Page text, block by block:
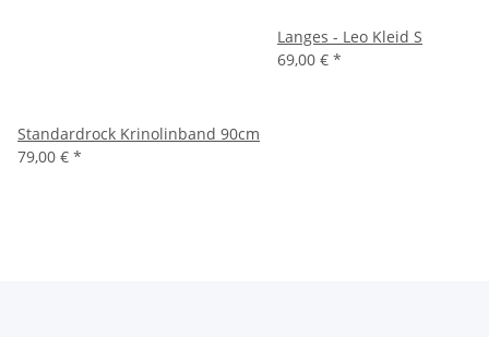
Standardrock Krinolinband 90cm
79,00 € *
Langes - Leo Kleid S
69,00 € *